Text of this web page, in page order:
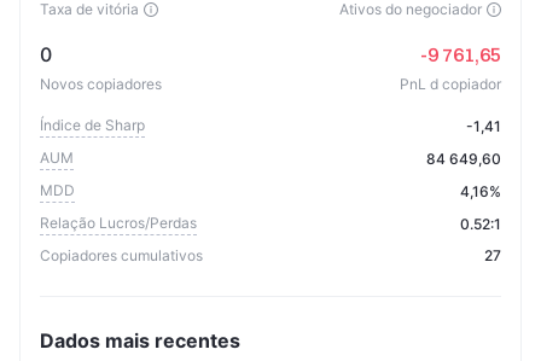
Taxa de vitória Ativos do negociador
0
Novos copiadores
-9 761,65
PnL d copiador
Índice de Sharp
-1,41
AUM
84 649,60
MDD
4,16%
Relação Lucros/Perdas
0.52:1
Copiadores cumulativos
27
Dados mais recentes